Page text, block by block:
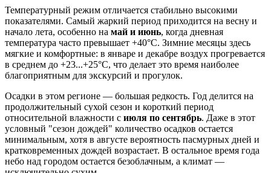
Температурный режим отличается стабильно высокими
показателями. Самый жаркий период приходится на весну и
начало лета, особенно на май и июнь, когда дневная
температура часто превышает +40°C. Зимние месяцы здесь
мягкие и комфортные: в январе и декабре воздух прогревается
в среднем до +23...+25°C, что делает это время наиболее
благоприятным для экскурсий и прогулок.
Осадки в этом регионе — большая редкость. Год делится на
продолжительный сухой сезон и короткий период
относительной влажности с июля по сентябрь. Даже в этот
условный "сезон дождей" количество осадков остается
минимальным, хотя в августе вероятность пасмурных дней и
кратковременных дождей возрастает. В остальное время года
небо над городом остается безоблачным, а климат —